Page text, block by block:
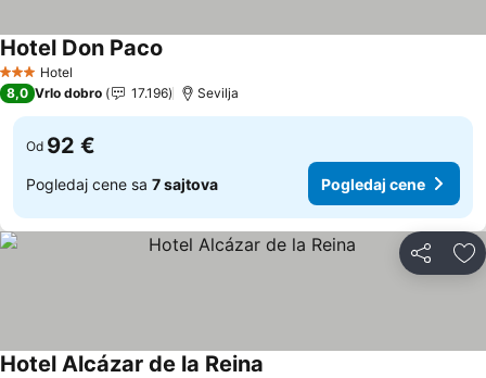
3 Zvezdice
Hotel
Hotel Don Paco
8,0 Vrlo dobro 17.196 Sevilja
Od 92 €
Pogledaj cene sa 7 sajtova Pogledaj cene
Deli
Hotel Alcázar de la Reina